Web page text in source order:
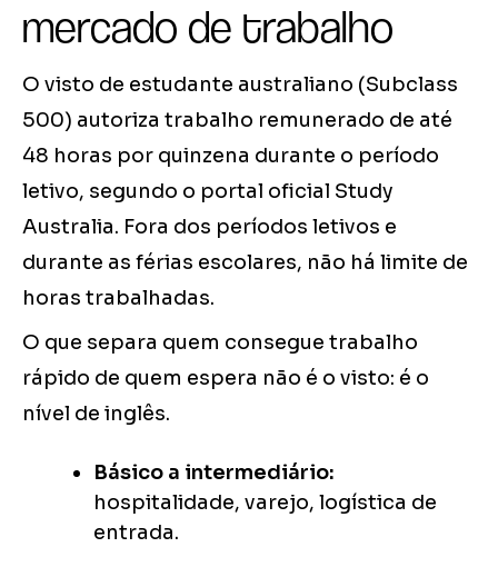
mercado de trabalho
O visto de estudante australiano (Subclass
500) autoriza trabalho remunerado de até
48 horas por quinzena durante o período
letivo, segundo o portal oficial Study
Australia. Fora dos períodos letivos e
durante as férias escolares, não há limite de
horas trabalhadas.
O que separa quem consegue trabalho
rápido de quem espera não é o visto: é o
nível de inglês.
Básico a intermediário:
hospitalidade, varejo, logística de
entrada.